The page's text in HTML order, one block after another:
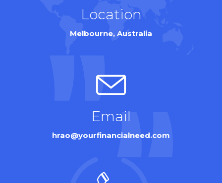
Location
Melbourne, Australia
Email
hrao@yourfinancialneed.com